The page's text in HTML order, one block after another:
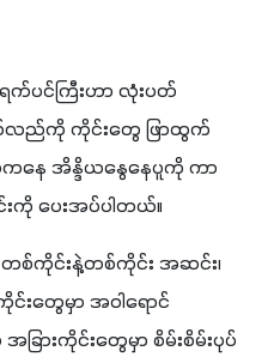
က်ပင်ကြီးဟာ လုံးပတ်
ည်ကို ကိုင်းတွေ ဖြာထွက်
ေ အိန္ဒိယနွေနေပူကို ကာ
ပေးအပ်ပါတယ်။
စ်ကိုင်းနဲ့တစ်ကိုင်း အဆင်း၊
င်းတွေမှာ အဝါရောင်